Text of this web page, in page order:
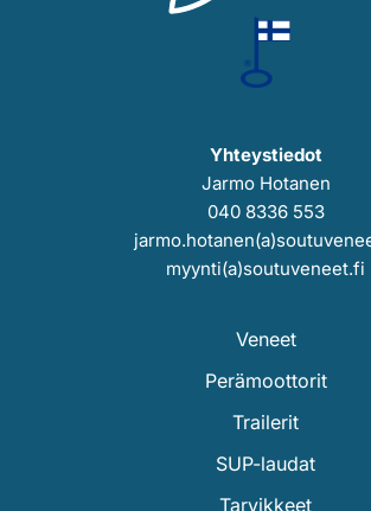
Yhteystiedot
Jarmo Hotanen
040 8336 553
myynti(a)soutuveneet.fi
Veneet
Perämoottorit
Trailerit
SUP-laudat
Tarvikkeet